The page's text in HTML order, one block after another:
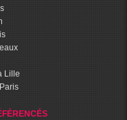
Lille